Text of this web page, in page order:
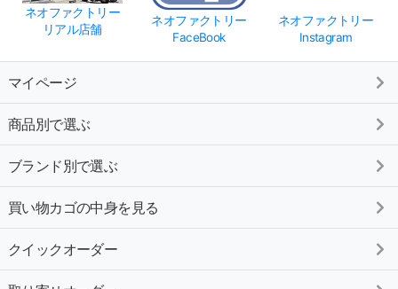
ネオファクトリー
リアル店舗
ネオファクトリー
FaceBook
ネオファクトリー
Instagram
マイページ
商品別で選ぶ
ブランド別で選ぶ
買い物カゴの中身を見る
クイックオーダー